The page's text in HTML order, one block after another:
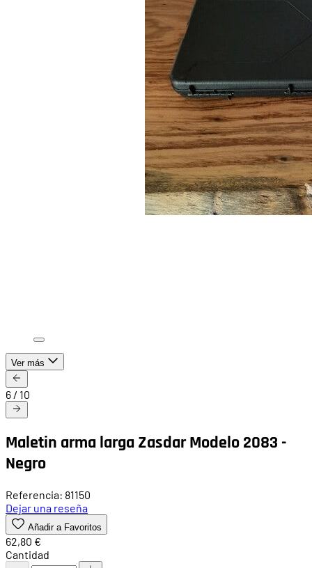
Ver más
6 / 10
Maletin arma larga Zasdar Modelo 2083 -
Negro
Referencia: 81150
Dejar una reseña
Añadir a Favoritos
62,80 €
Cantidad